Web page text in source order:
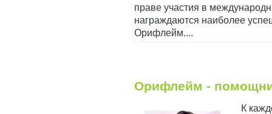
праве участия в
награждаются наиболее
Орифлейм....
Орифлейм -
К